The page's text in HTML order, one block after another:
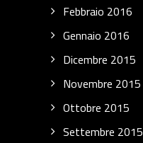
Febbraio 2016
Gennaio 2016
Dicembre 2015
Novembre 2015
Ottobre 2015
Settembre 2015